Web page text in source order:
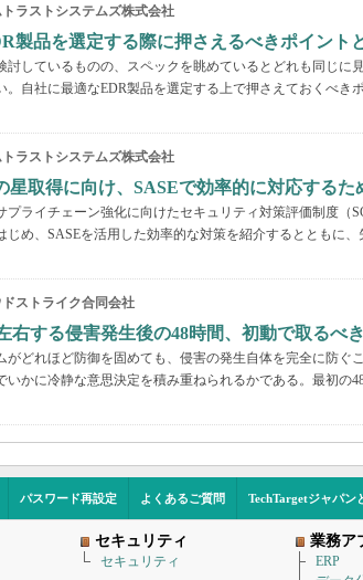
ラストシステムズ株式会社
製品を選定する際に押さえるべきポイント
討しているものの、スペックを眺めているとどれも同じに
。自社に最適なEDR製品を選定する上で押さえておくべき
ラストシステムズ株式会社
星取得に向け、SASEで効率的に対応するた
プライチェーン強化に向けたセキュリティ対策評価制度（
じめ、SASEを活用した効率的な対策を紹介するとともに
ドストライク合同会社
右する侵害発生後の48時間、初動で取るべ
がどれほど防御を固めても、侵害の発生自体を完全に防ぐ
いかに冷静な意思決定を積み重ねられるかである。最初の
パスワード再設定 よくあるご質問 TechTargetジャパン
セキュリティ
セキュリティ
業務ア
ERP